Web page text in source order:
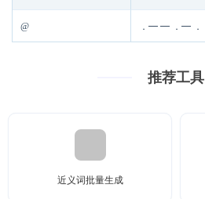
@ ．━ ━ ．━ ．
推荐工具
近义词批量生成